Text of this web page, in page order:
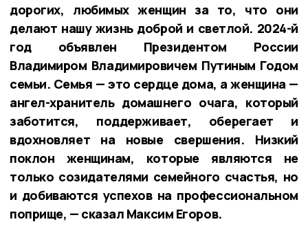
дорогих, любимых женщин за то, что они
делают нашу жизнь доброй и светлой. 2024-й
год объявлен Президентом России
Владимиром Владимировичем Путиным Годом
семьи. Семья — это сердце дома, а женщина —
ангел-хранитель домашнего очага, который
заботится, поддерживает, оберегает и
вдохновляет на новые свершения. Низкий
поклон женщинам, которые являются не
только созидателями семейного счастья, но
и добиваются успехов на профессиональном
поприще, — сказал Максим Егоров.